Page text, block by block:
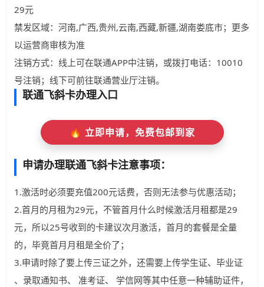
29元
禁发区域：河南,广西,贵州,云南,西藏,新疆,湖南娄底市；更多
以运营商审核为准
注销方式：线上可在联通APP中注销，或拨打电话：10010
号注销；线下可前往联通营业厅注销。
联通飞斜卡办理入口
🔥 立即申请，免费包邮到家
申请办理联通飞斜卡注意事项：
1.激活时必须要充值200元话费，否则无法参与优惠活动；
2.首月的月租为29元，不管首月什么时候激活月租都是29
元，所以25号收到的卡建议次月激活，首月的套餐是全量
的，毕竟首月月租是全价了；
3.申请时除了要上传三证之外，还需要上传学生证、毕业证
、录取通知书、 准考证、 学信网等其中任意一种辅助证件，